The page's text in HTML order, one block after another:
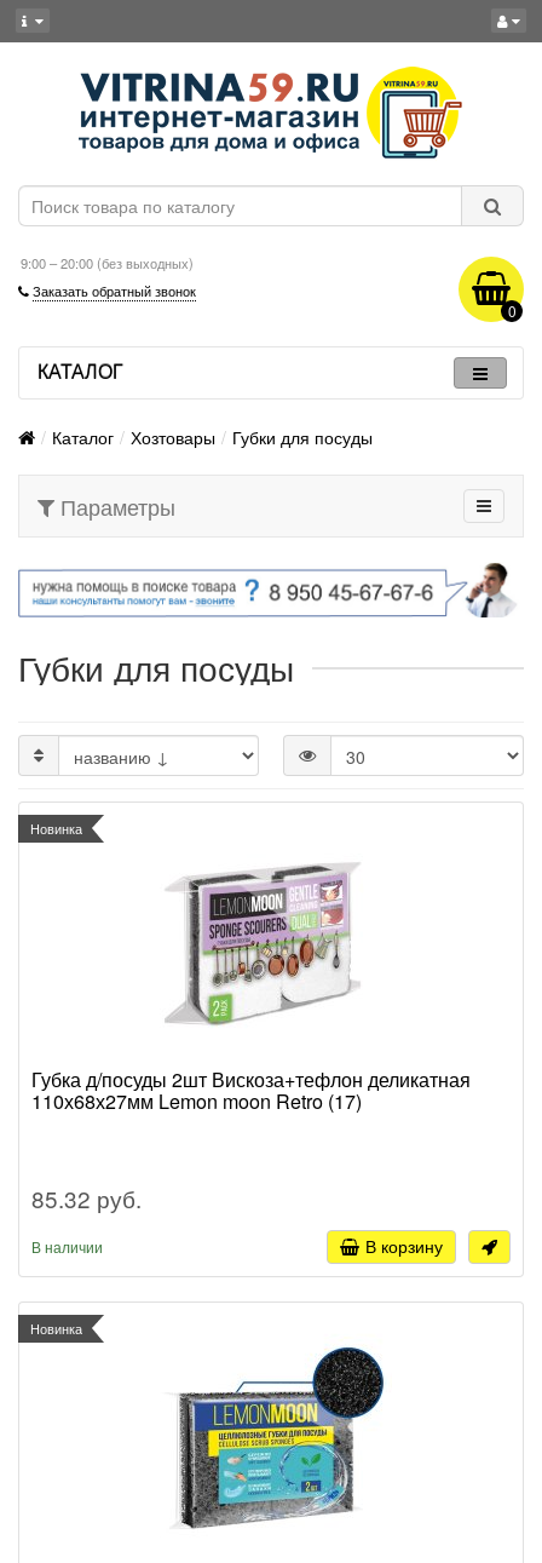
9:00 – 20:00 (без выходных)
Заказать обратный звонок
0
КАТАЛОГ
Каталог Хозтовары Губки для посуды
Параметры
Губки для посуды
Новинка
Губка д/посуды 2шт Вискоза+тефлон деликатная
110х68х27мм Lemon moon Retro (17)
85.32 руб.
В наличии В корзину
Новинка